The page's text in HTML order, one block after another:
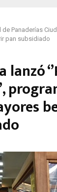
de Panaderías
pan subsidiado